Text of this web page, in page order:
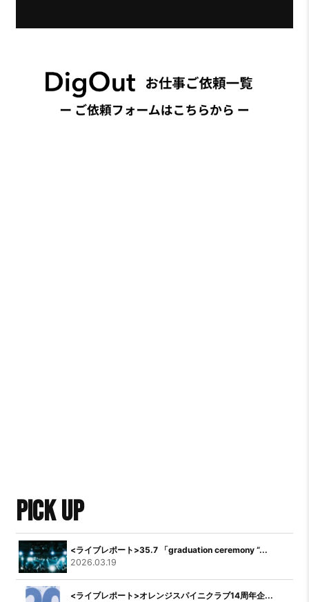
PICK UP
<ライブレポート>35.7 「graduation ceremony “...
2026.03.19
<ライブレポート>オレンジスパイニクラブ14周年企...